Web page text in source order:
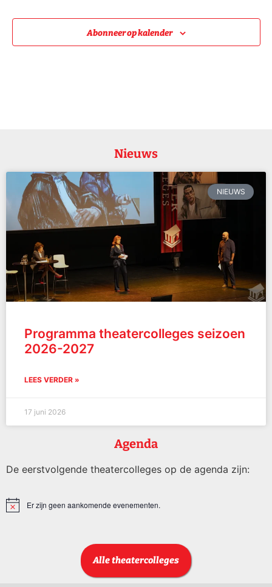
Abonneer op kalender
Nieuws
NIEUWS
Programma theatercolleges seizoen
2026-2027
LEES VERDER »
17 juni 2026
Agenda
De eerstvolgende theatercolleges op de agenda zijn:
BerichtEr zijn geen aankomende evenementen.
Alle theatercolleges